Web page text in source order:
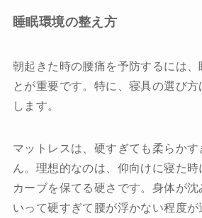
睡眠環境の整え方
朝起きた時の腰痛を予防するには、
とが重要です。特に、寝具の選び
します。
マットレスは、硬すぎても柔らか
ん。理想的なのは、仰向けに寝た
カーブを保てる硬さです。身体が
いって硬すぎて腰が浮かない程度が